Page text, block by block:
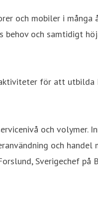
och mobiler i många
och samtidigt
för att
och volymer.
och
Sverigechef på